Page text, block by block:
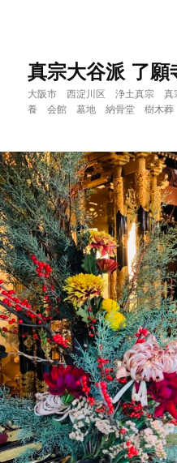
移
動
動
真宗大谷派 了願
大阪市 西淀川区 浄土真宗
養 会館 墓地 納骨堂 樹木葬